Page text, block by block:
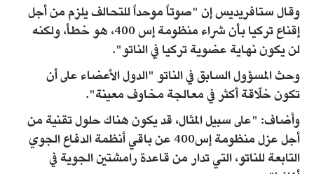
وقال ستافريديس إن "صوتاً موحداً للتحالف يلزم من أجل
إقناع تركيا بأن شراء منظومة إس 400، هو خطأ، ولكنه
لن يكون نهاية عضوية تركيا في الناتو".
وحث المسؤول السابق في الناتو "الدول الأعضاء على أن
تكون خلّاقة أكثر في معالجة مخاوف معينة".
وأضاف: "على سبيل المثال، قد يكون هناك حلول تقنية من
أجل عزل منظومة إس400 عن باقي أنظمة الدفاع الجوي
التابعة للناتو، التي تدار من قاعدة رامشتين الجوية في